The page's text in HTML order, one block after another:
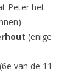
Peter het
(enige
(6e van de 11